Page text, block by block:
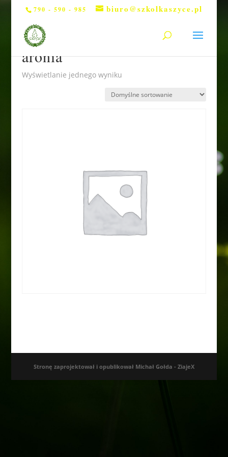
790 - 590 - 985 biuro@szkolkaszyce.pl
Strona główna / Produkty otagowane „aronia”
aronia
Wyświetlanie jednego wyniku
Stronę zaprojektował i opublikował Michał Gołda - ZiajeX